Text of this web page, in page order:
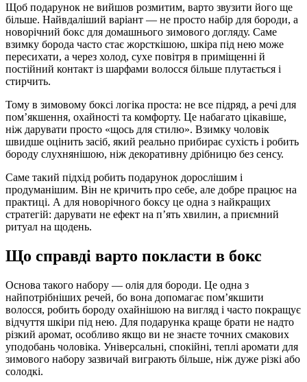
Щоб подарунок не вийшов розмитим, варто звузити його ще
більше. Найвдаліший варіант — не просто набір для бороди, а
новорічний бокс для домашнього зимового догляду. Саме
взимку борода часто стає жорсткішою, шкіра під нею може
пересихати, а через холод, сухе повітря в приміщенні й
постійний контакт із шарфами волосся більше плутається і
стирчить.
Тому в зимовому боксі логіка проста: не все підряд, а речі для
пом’якшення, охайності та комфорту. Це набагато цікавіше,
ніж дарувати просто «щось для стилю». Взимку чоловік
швидше оцінить засіб, який реально прибирає сухість і робить
бороду слухнянішою, ніж декоративну дрібницю без сенсу.
Саме такий підхід робить подарунок дорослішим і
продуманішим. Він не кричить про себе, але добре працює на
практиці. А для новорічного боксу це одна з найкращих
стратегій: дарувати не ефект на п’ять хвилин, а приємний
ритуал на щодень.
Що справді варто покласти в бокс
Основа такого набору — олія для бороди. Це одна з
найпотрібніших речей, бо вона допомагає пом’якшити
волосся, робить бороду охайнішою на вигляд і часто покращує
відчуття шкіри під нею. Для подарунка краще брати не надто
різкий аромат, особливо якщо ви не знаєте точних смакових
уподобань чоловіка. Універсальні, спокійні, теплі аромати для
зимового набору зазвичай виграють більше, ніж дуже різкі або
солодкі.